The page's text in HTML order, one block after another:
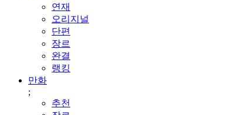
연재
오리지널
단편
장르
완결
랭킹
만화
;
추천